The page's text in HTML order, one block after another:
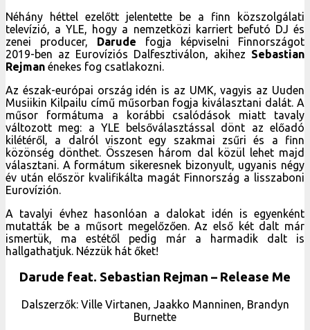
Néhány héttel ezelőtt jelentette be a finn közszolgálati
televízió, a YLE, hogy a nemzetközi karriert befutó DJ és
zenei producer, Darude fogja képviselni Finnországot
2019-ben az Eurovíziós Dalfesztiválon, akihez Sebastian
Rejman énekes fog csatlakozni.
Az észak-európai ország idén is az UMK, vagyis az Uuden
Musiikin Kilpailu című műsorban fogja kiválasztani dalát. A
műsor formátuma a korábbi csalódások miatt tavaly
változott meg: a YLE belsőválasztással dönt az előadó
kilétéről, a dalról viszont egy szakmai zsűri és a finn
közönség dönthet. Összesen három dal közül lehet majd
választani. A formátum sikeresnek bizonyult, ugyanis négy
év után először kvalifikálta magát Finnország a lisszaboni
Eurovízión.
A tavalyi évhez hasonlóan a dalokat idén is egyenként
mutatták be a műsort megelőzően. Az első két dalt már
ismertük, ma estétől pedig már a harmadik dalt is
hallgathatjuk. Nézzük hát őket!
Darude feat. Sebastian Rejman – Release Me
Dalszerzők: Ville Virtanen, Jaakko Manninen, Brandyn
Burnette